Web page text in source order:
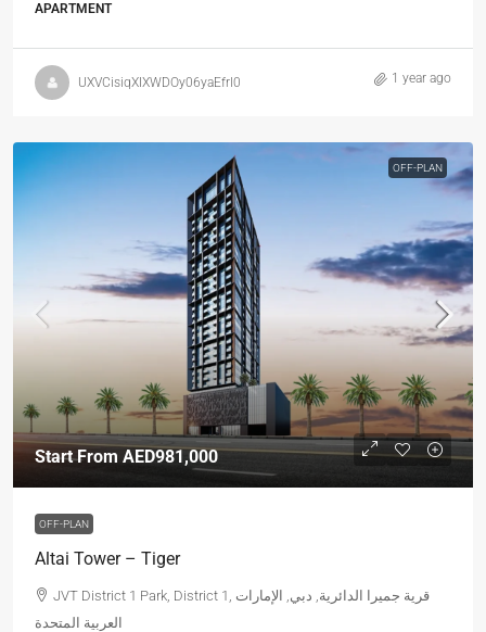
APARTMENT
UXVCisiqXIXWDOy06yaEfrl0 1 year ago
OFF-PLAN
Start From AED981,000
OFF-PLAN
Altai Tower – Tiger
JVT District 1 Park, District 1, قرية جميرا الدائرية, دبي, الإمارات
العربية المتحدة